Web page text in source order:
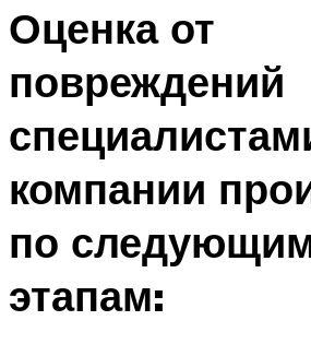
Оценка от
повреждений
компании
по
этапам: